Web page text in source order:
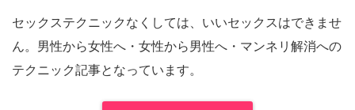
セックステクニックなくしては、いいセックスはできませ
ん。男性から女性へ・女性から男性へ・マンネリ解消への
テクニック記事となっています。